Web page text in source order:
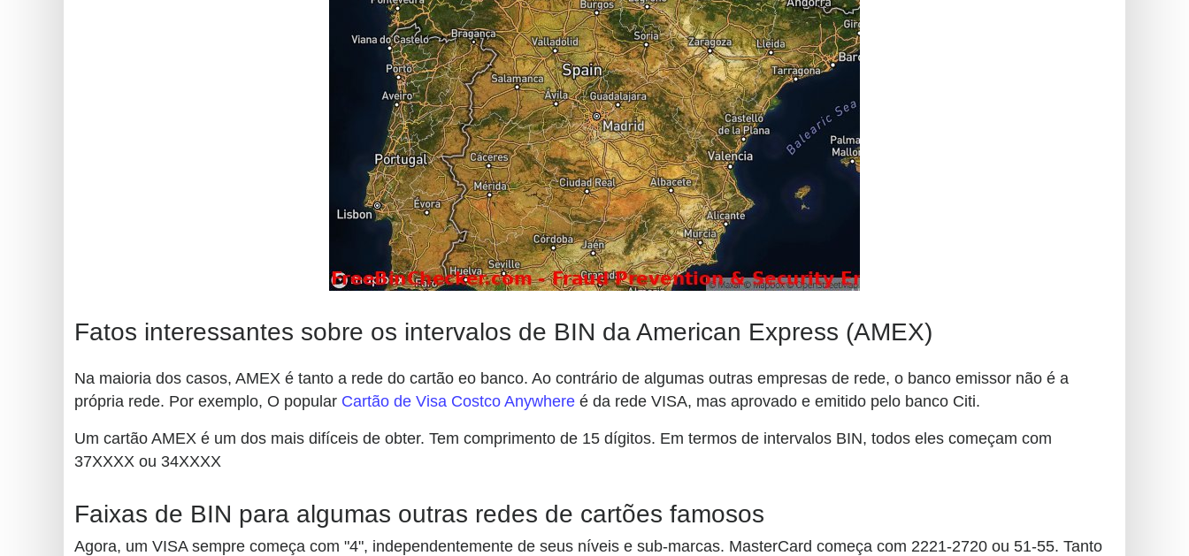
Fatos interessantes sobre os intervalos de BIN da American Express (AMEX)
Na maioria dos casos, AMEX é tanto a rede do cartão eo banco. Ao contrário de algumas outras empresas de rede, o banco emissor não é a
própria rede. Por exemplo, O popular Cartão de Visa Costco Anywhere é da rede VISA, mas aprovado e emitido pelo banco Citi.
Um cartão AMEX é um dos mais difíceis de obter. Tem comprimento de 15 dígitos. Em termos de intervalos BIN, todos eles começam com
37XXXX ou 34XXXX
Faixas de BIN para algumas outras redes de cartões famosos
Agora, um VISA sempre começa com "4", independentemente de seus níveis e sub-marcas. MasterCard começa com 2221-2720 ou 51-55. Tanto